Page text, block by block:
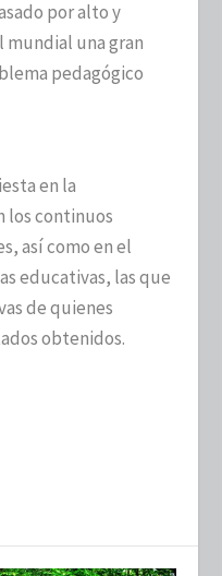
por alto y
una gran
pedagógico
en la
los continuos
así como en el
educativas, las que
de quienes
obtenidos.